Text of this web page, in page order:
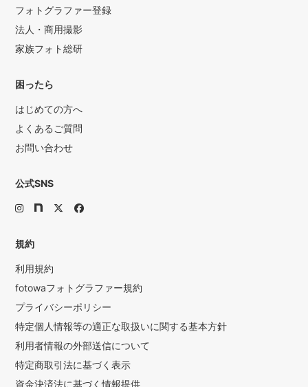
フォトグラファー登録
法人・商用撮影
家族フォト総研
困ったら
はじめての方へ
よくあるご質問
お問い合わせ
公式SNS
規約
利用規約
fotowaフォトグラファー規約
プライバシーポリシー
特定個人情報等の適正な取扱いに関する基本方針
利用者情報の外部送信について
特定商取引法に基づく表示
資金決済法に基づく情報提供